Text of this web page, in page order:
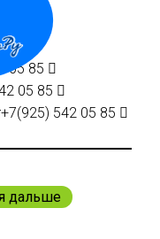
дальше
05 85
05 85
+7(925) 542 05 85